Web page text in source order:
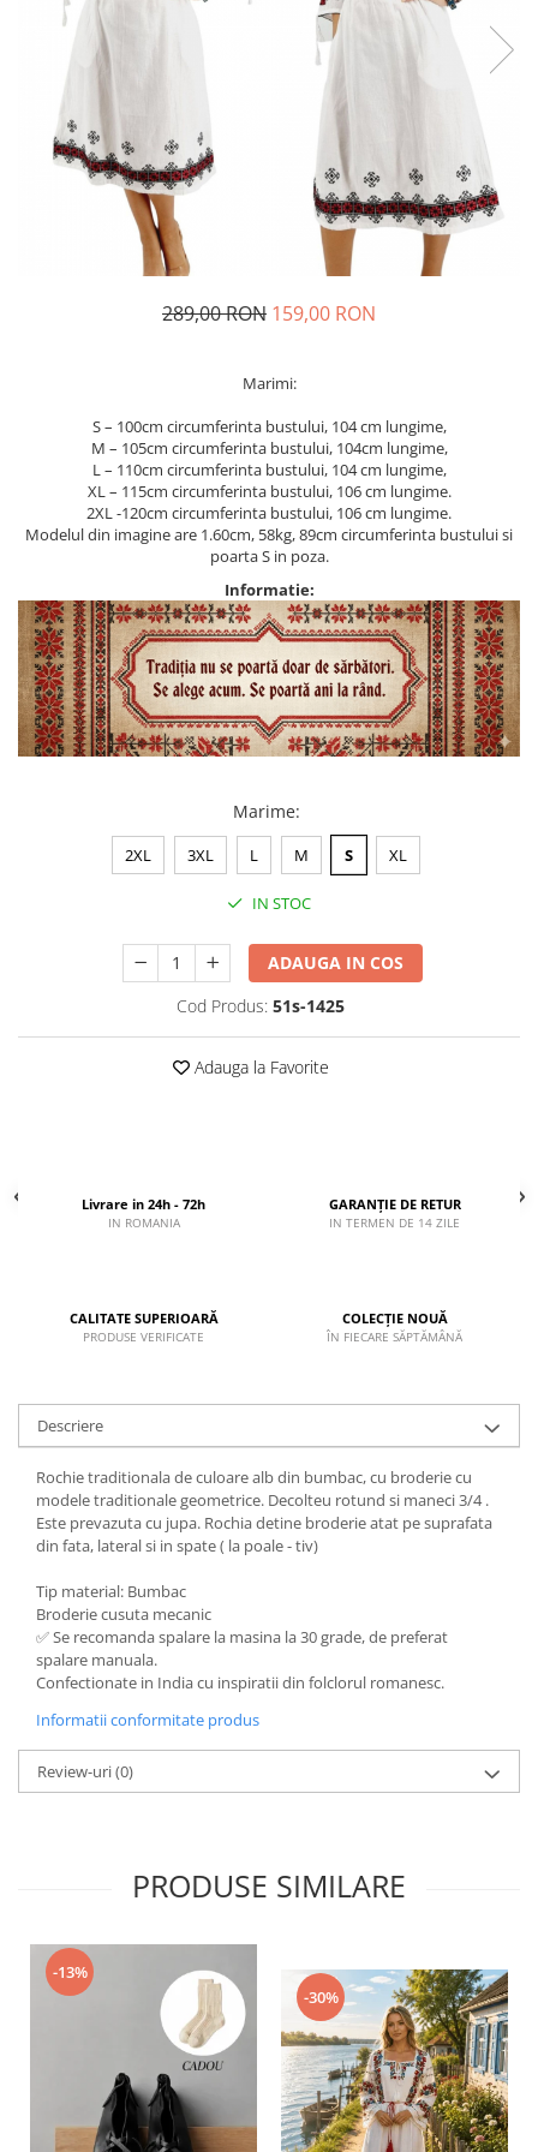
Treninguri
Ii traditionale
Rochii traditionale
Rochii Elegante
Costume populare
Jucarii
289,00 RON 159,00 RON
Marimi:
S – 100cm circumferinta bustului, 104 cm lungime,
M – 105cm circumferinta bustului, 104cm lungime,
L – 110cm circumferinta bustului, 104 cm lungime,
XL – 115cm circumferinta bustului, 106 cm lungime.
2XL -120cm circumferinta bustului, 106 cm lungime.
Modelul din imagine are 1.60cm, 58kg, 89cm circumferinta bustului si
poarta S in poza.
Informatie:
Marime:
2XL 3XL L M S XL
IN STOC
ADAUGA IN COS
Cod Produs: 51s-1425
Adauga la Favorite
Livrare in 24h - 72h
IN ROMANIA
GARANȚIE DE RETUR
IN TERMEN DE 14 ZILE
CALITATE SUPERIOARĂ
PRODUSE VERIFICATE
COLECȚIE NOUĂ
ÎN FIECARE SĂPTĂMÂNĂ
Descriere
Rochie traditionala de culoare alb din bumbac, cu broderie cu
modele traditionale geometrice. Decolteu rotund si maneci 3/4 .
Este prevazuta cu jupa. Rochia detine broderie atat pe suprafata
din fata, lateral si in spate ( la poale - tiv)
Tip material: Bumbac
Broderie cusuta mecanic
✅ Se recomanda spalare la masina la 30 grade, de preferat
spalare manuala.
Confectionate in India cu inspiratii din folclorul romanesc.
Informatii conformitate produs
Review-uri(0)
PRODUSE SIMILARE
-13%
-30%